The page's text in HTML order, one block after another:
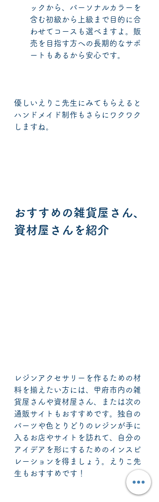
ックから、パーソナルカラーを
含む初級から上級まで目的に合
わせてコースも選べますよ。販
売を目指す方への長期的なサポ
ートもあるから安心です。
優しいえりこ先生にみてもらえると
ハンドメイド制作もさらにワクワク
しますね。
おすすめの雑貨屋さん、
資材屋さんを紹介
レジンアクセサリーを作るための材
料を揃えたい方には、甲府市内の雑
貨屋さんや資材屋さん、または次の
通販サイトもおすすめです。独自の
パーツや色とりどりのレジンが手に
入るお店やサイトを訪れて、自分の
アイデアを形にするためのインスピ
レーションを得ましょう。えりこ先
生もおすすめです！